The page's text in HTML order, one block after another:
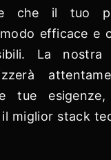
che il tuo
efficace e
La nostra
tue
miglior stack